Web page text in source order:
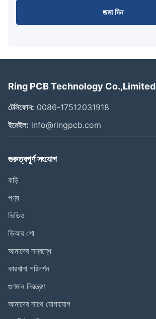
জমা দিন
Ring PCB Technology Co.,Limited
টেলিফোন: 0086-17512031918
ইমেইল: info@ringpcb.com
গুরুত্বপূর্ণ সংযোগ
বাড়ি
পণ্য
ভিডিও
ভিআর শো
আমাদের সম্বন্ধে
কারখানা পরিদর্শন
গুণমান নিয়ন্ত্রণ
আমাদের সাথে যোগাযোগ